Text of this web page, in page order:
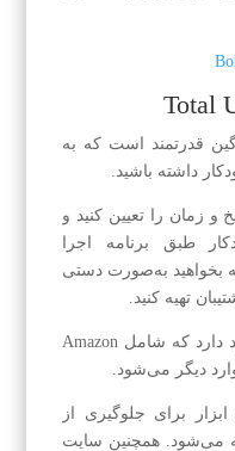
قدرتمند است که به
داشته باشید.
و زمان را تعیین کنید و
طبق برنامه اجرا
بخواهید به‌صورت دستی
تهیه کنید.
گزینه‌های ذخیره‌سازی ریموت وجود دارد که شامل Amazon
برای جلوگیری از
می‌شود. همچنین سایت